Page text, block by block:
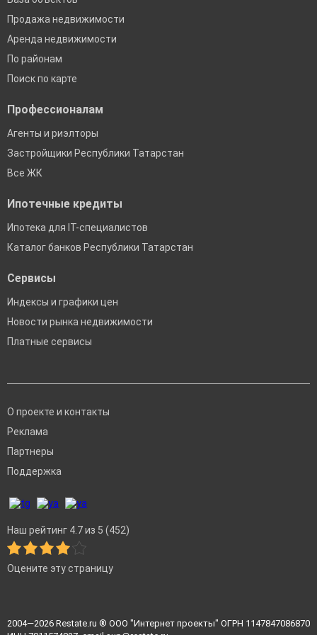
Продажа недвижимости
Аренда недвижимости
По районам
Поиск по карте
Профессионалам
Агенты и риэлторы
Застройщики Республики Татарстан
Все ЖК
Ипотечные кредиты
Ипотека для IT-специалистов
Каталог банков Республики Татарстан
Сервисы
Индексы и графики цен
Новости рынка недвижимости
Платные сервисы
О проекте и контакты
Реклама
Партнеры
Поддержка
Наш рейтинг 4.7 из 5 (452)
Оцените эту страницу
2004—2026 Restate.ru ® ООО "Интернет проекты" ОГРН 1147847086870